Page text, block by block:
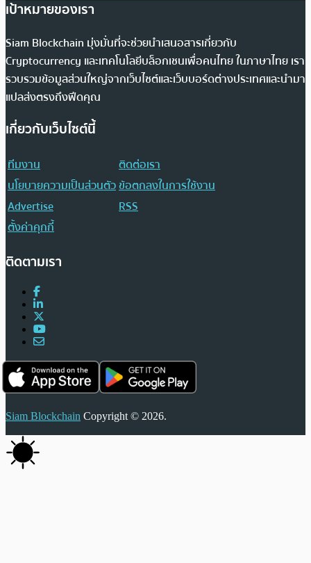
เป้าหมายของเรา
Siam Blockchain มุ่งมั่นที่จะช่วยนำเสนอสารเกี่ยวกับ
Cryptocurrency และเทคโนโลยีบล็อกเชนเพื่อคนไทย ในภาษาไทย เรา
รวบรวมข้อมูลส่วนใหญ่จากเว็บไซต์และเว็บบอร์ดต่างประเทศและนำมา
แปลส่งตรงถึงฟีดคุณ
เกี่ยวกับเว็บไซต์นี้
ทีมงาน
ติดต่อเรา
นโยบายความเป็นส่วนตัวข้อตกลงในการใช้งาน
Advertise
RSS
ตั้งค่าคุกกี้
ติดตามเรา
Siam Blockchain Copyright © 2026.